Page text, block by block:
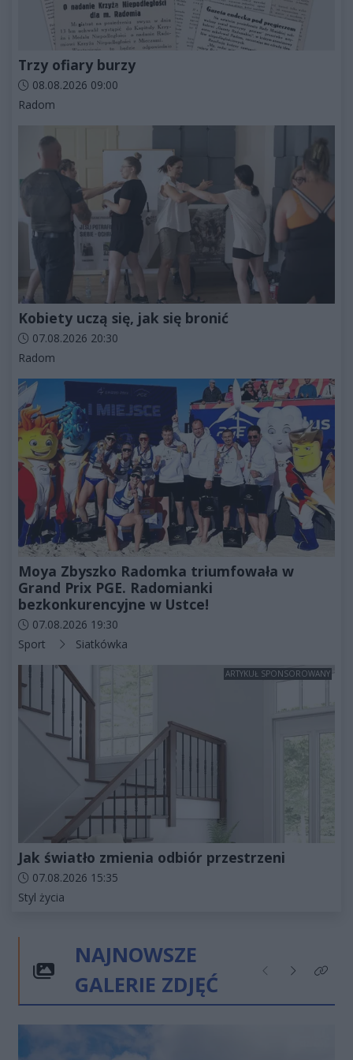
Trzy ofiary burzy
Data dodania artykułu:
08.08.2026 09:00
Kategorie artykułu:
Radom
Kobiety uczą się, jak się bronić
Data dodania artykułu:
07.08.2026 20:30
Kategorie artykułu:
Radom
Moya Zbyszko Radomka triumfowała w
Grand Prix PGE. Radomianki
bezkonkurencyjne w Ustce!
Data dodania artykułu:
07.08.2026 19:30
Kategorie artykułu:
Sport Siatkówka
ARTYKUŁ SPONSOROWANY
Jak światło zmienia odbiór przestrzeni
Data dodania artykułu:
07.08.2026 15:35
Kategorie artykułu:
Styl życia
NAJNOWSZE
GALERIE ZDJĘĆ
Poprzednie
NastępneKliknij